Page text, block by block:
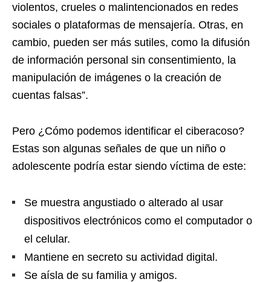
violentos, crueles o malintencionados en redes
sociales o plataformas de mensajería. Otras, en
cambio, pueden ser más sutiles, como la difusión
de información personal sin consentimiento, la
manipulación de imágenes o la creación de
cuentas falsas”.
Pero ¿Cómo podemos identificar el ciberacoso?
Estas son algunas señales de que un niño o
adolescente podría estar siendo víctima de este:
Se muestra angustiado o alterado al usar
dispositivos electrónicos como el computador o
el celular.
Mantiene en secreto su actividad digital.
Se aísla de su familia y amigos.